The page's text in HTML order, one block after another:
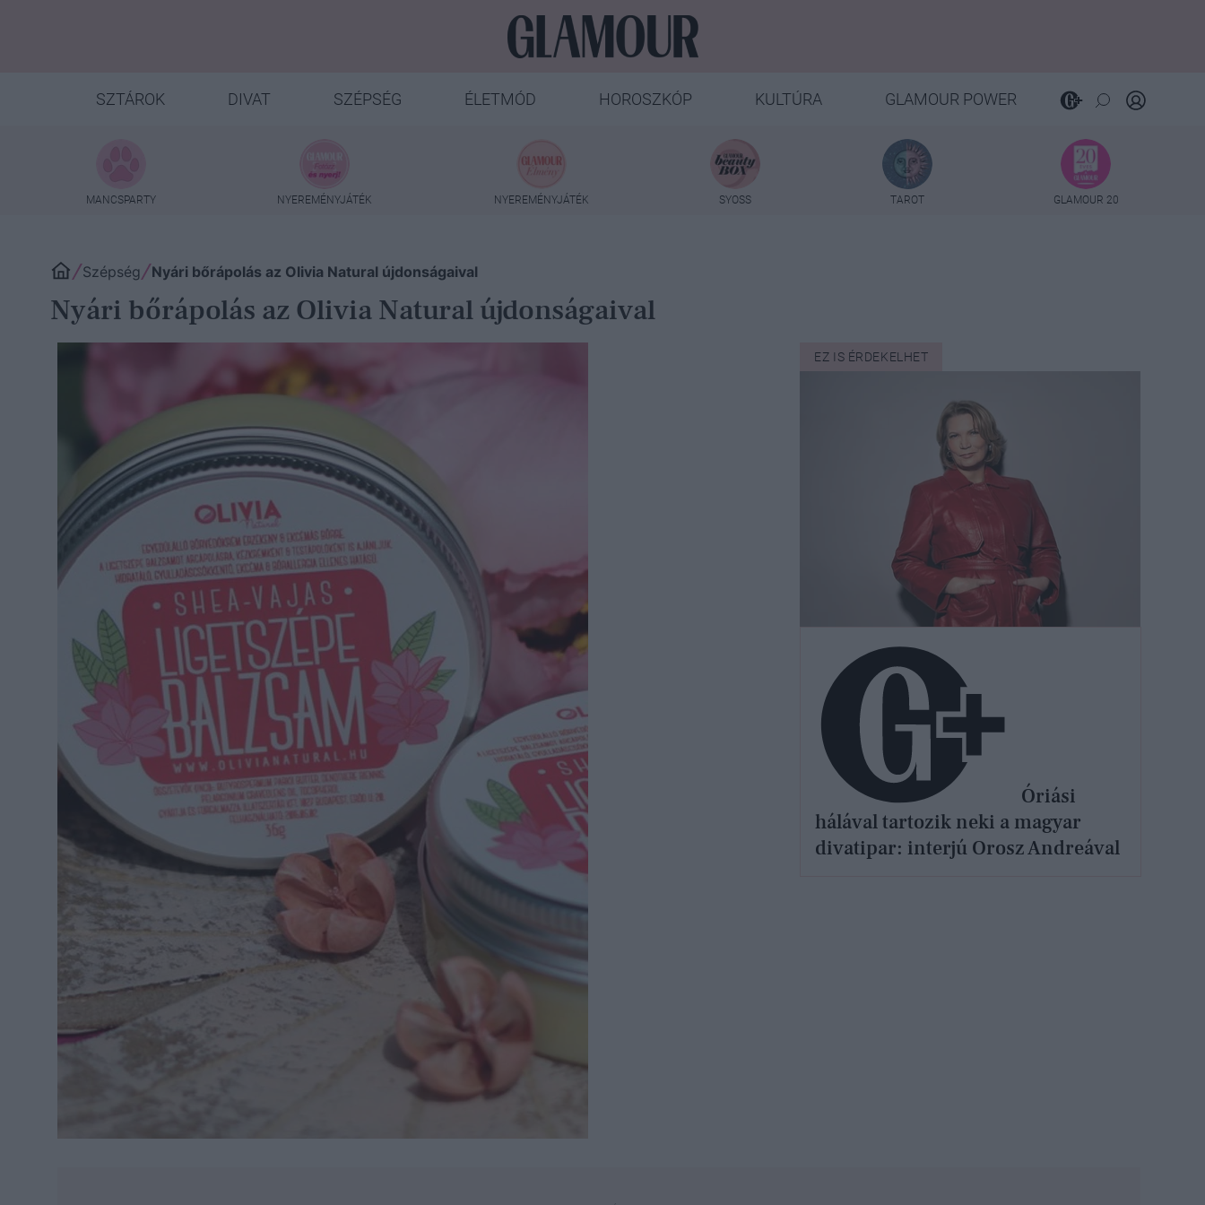
SZTÁROK DIVAT SZÉPSÉG ÉLETMÓD HOROSZKÓP KULTÚRA GLAMOUR POWER
MANCSPARTY NYEREMÉNYJÁTÉK NYEREMÉNYJÁTÉK SYOSS TAROT GLAMOUR 20
Szépség Nyári bőrápolás az Olivia Natural újdonságaival
Nyári bőrápolás az Olivia Natural újdonságaival
EZ IS ÉRDEKELHET
Óriási
hálával tartozik neki a magyar
divatipar: interjú Orosz Andreával